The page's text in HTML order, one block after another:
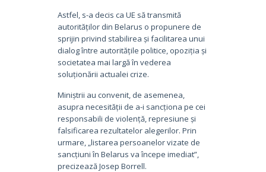
Astfel, s-a decis ca UE să transmită
autorităților din Belarus o propunere de
sprijin privind stabilirea și facilitarea unui
dialog între autoritățile politice, opoziția și
societatea mai largă în vederea
soluționării actualei crize.
Miniștrii au convenit, de asemenea,
asupra necesității de a-i sancționa pe cei
responsabili de violență, represiune și
falsificarea rezultatelor alegerilor. Prin
urmare, „listarea persoanelor vizate de
sancțiuni în Belarus va începe imediat”,
precizează Josep Borrell.